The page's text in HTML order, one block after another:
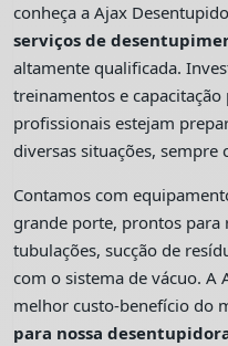
conheça a Ajax
serviços de
altamente qualificada.
treinamentos e
profissionais estejam
diversas situações, sempre
Contamos com
grande porte, prontos para
tubulações, sucção de
com o sistema de vácuo. A
melhor custo-benefício do
para nossa